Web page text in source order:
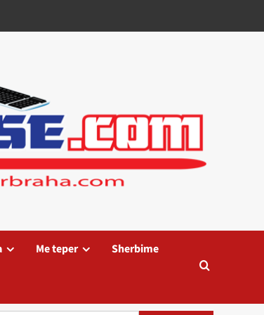
Me teper Sherbime